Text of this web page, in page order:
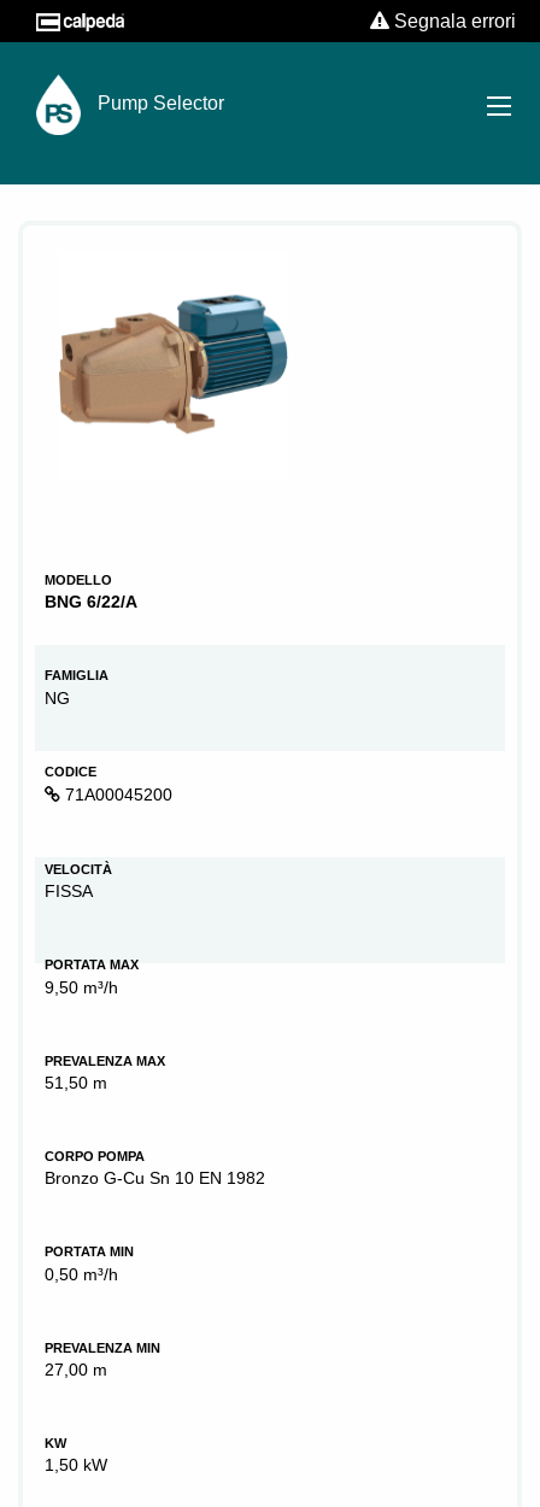
Segnala errori
Pump Selector
MODELLO
BNG 6/22/A
FAMIGLIA
NG
CODICE
71A00045200
VELOCITÀ
FISSA
PORTATA MAX
9,50 m³/h
PREVALENZA MAX
51,50 m
CORPO POMPA
Bronzo G-Cu Sn 10 EN 1982
PORTATA MIN
0,50 m³/h
PREVALENZA MIN
27,00 m
KW
1,50 kW